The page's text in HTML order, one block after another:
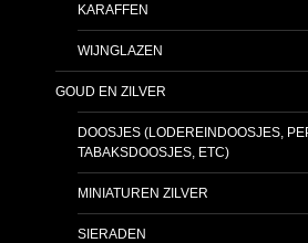
KARAFFEN
WIJNGLAZEN
GOUD EN ZILVER
DOOSJES (LODEREINDOOSJES,
TABAKSDOOSJES, ETC)
MINIATUREN ZILVER
SIERADEN